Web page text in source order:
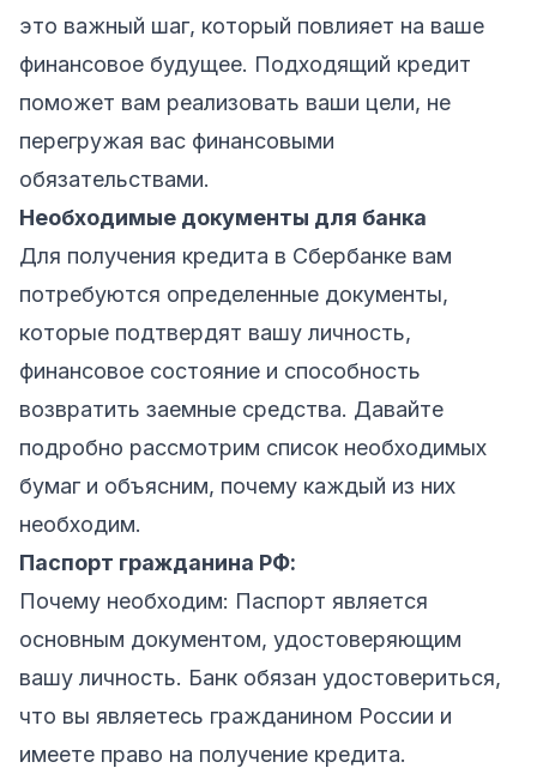
это важный шаг, который повлияет на ваше
финансовое будущее. Подходящий кредит
поможет вам реализовать ваши цели, не
перегружая вас финансовыми
обязательствами.
Необходимые документы для банка
Для получения кредита в Сбербанке вам
потребуются определенные документы,
которые подтвердят вашу личность,
финансовое состояние и способность
возвратить заемные средства. Давайте
подробно рассмотрим список необходимых
бумаг и объясним, почему каждый из них
необходим.
Паспорт гражданина РФ:
Почему необходим: Паспорт является
основным документом, удостоверяющим
вашу личность. Банк обязан удостовериться,
что вы являетесь гражданином России и
имеете право на получение кредита.